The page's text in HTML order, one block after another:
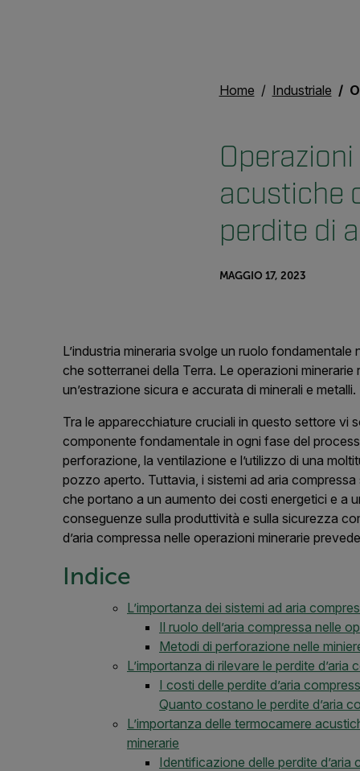
Home Industriale
acustiche
perdite di
MAGGIO 17, 2023
L’industria mineraria svolge un ruolo
che sotterranei della Terra. Le operazioni
un’estrazione sicura e accurata di minerali e metalli.
Tra le apparecchiature cruciali in questo settore vi
componente fondamentale in ogni fase del
perforazione, la ventilazione e l’utilizzo di una
pozzo aperto. Tuttavia, i sistemi ad aria
che portano a un aumento dei costi energetici e a
conseguenze sulla produttività e sulla sicurezza
d’aria compressa nelle operazioni minerarie
Indice
L’importanza dei sistemi ad aria
Il ruolo dell’aria compressa nelle
Metodi di perforazione nelle
L’importanza di rilevare le perdite
I costi delle perdite d’aria
Quanto costano le perdite d’aria
L’importanza delle termocamere
minerarie
Identificazione delle perdite